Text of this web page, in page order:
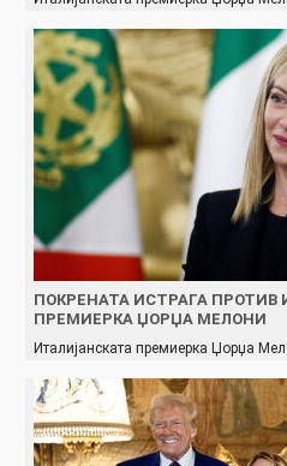
ПОКРЕНАТА ИСТРАГА ПРОТИВ
ПРЕМИЕРКА ЏОРЏА МЕЛОНИ
Италијанската премиерка Џорџа